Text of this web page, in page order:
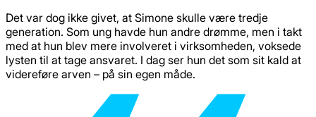
Det var dog ikke givet, at Simone skulle være tredje
generation. Som ung havde hun andre drømme, men i takt
med at hun blev mere involveret i virksomheden, voksede
lysten til at tage ansvaret. I dag ser hun det som sit kald at
videreføre arven – på sin egen måde.